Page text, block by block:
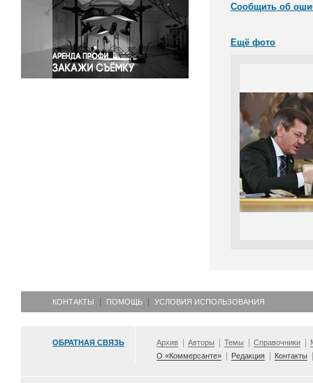
Спорт
Экология
Экономика и бизнес
Сообщить об
Ещё фото
КОНТАКТЫ ПОМОЩЬ УСЛОВИЯ ИСПОЛЬЗОВАНИЯ
ОБРАТНАЯ СВЯЗЬ Архив Авторы Темы Справочники
О «Коммерсанте»
Редакция Контакты